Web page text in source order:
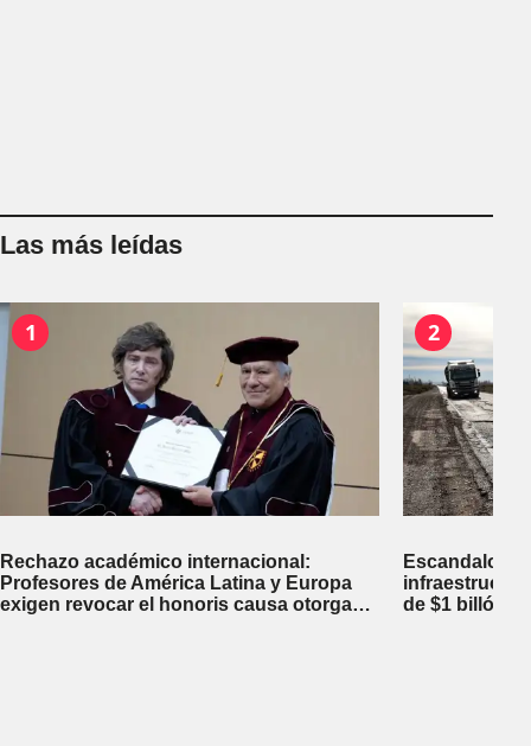
Las más leídas
1
Rechazo académico internacional:
Profesores de América Latina y Europa
exigen revocar el honoris causa otorgado
2
Escandalosa
de $1 billón